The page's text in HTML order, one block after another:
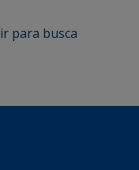
ir para busca